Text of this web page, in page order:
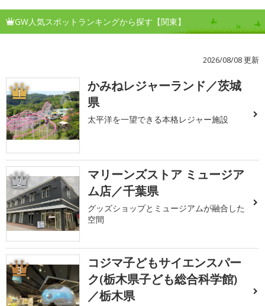
GW人気スポットランキングから探す【関東】
2026/08/08 更新
1
かみねレジャーランド／茨城
県
太平洋を一望できる本格レジャー施設
2
マリーンズストア ミュージア
ム店／千葉県
グッズショップとミュージアムが融合した
空間
3
コジマ子どもサイエンスパー
ク(栃木県子ども総合科学館)
／栃木県